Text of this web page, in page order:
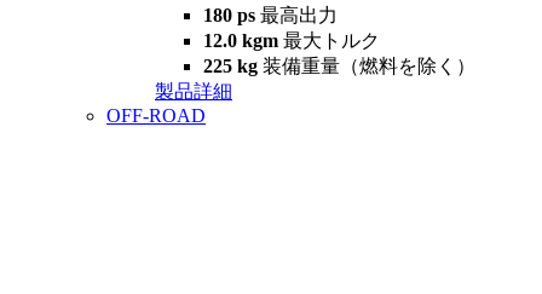
180 ps 最高出力
12.0 kgm 最大トルク
225 kg 装備重量（燃料を除く）
製品詳細
OFF-ROAD